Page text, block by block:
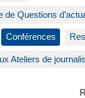
de Questions
Conférences
Ateliers de